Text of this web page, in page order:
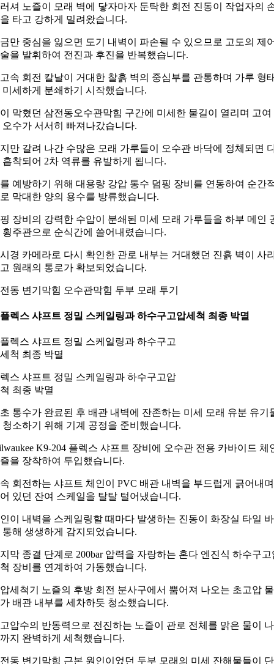
셔 노즐이 모래 벽에 닿자마자 둔탁한 회전 진동이 작업자의
타고 강하게 밀려왔습니다.
만 중심을 잃으면 도기 내벽이 파손될 수 있으므로 고도의 제
을 발휘하여 전진과 후진을 반복했습니다.
속 회전 칼날이 거대한 찰흙 벽의 중심부를 관통하며 가루 형
미세하게 분쇄하기 시작했습니다.
막혔던 삼전동오수관막힘 구간에 미세한 물길이 열리며 고여
오수가 서서히 빠져나갔습니다.
만 갈려 나간 수많은 모래 가루들이 오수관 바닥에 정체되면
흡착되어 2차 역류를 유발하게 됩니다.
예방하기 위해 대용량 강압 통수 덤핑 장비를 연동하여 순간
막대한 양의 용수를 방류했습니다.
장비의 강력한 수압이 분쇄된 미세 모래 가루들을 하부 메인
횡주관으로 순식간에 쓸어내렸습니다.
경 카메라로 다시 확인한 관로 내부는 거대했던 진흙 벽이 사
원래의 통로가 확보되었습니다.
동 변기막힘 오수관막힘 두부 모래 투기
렉스 샤프트 정밀 스케일링과 하수구고압세척 최종 박멸
스 샤프트 정밀 스케일링과 하수구고압
최종 박멸
통수가 완료된 후 배관 내벽에 잔존하는 미세 모래 유분 유기
청소하기 위해 기계 공정을 준비했습니다.
K9-204 플렉스 샤프트 장비에 오수관 전용 카바이드 체
을 장착하여 투입했습니다.
회전하는 샤프트 체인이 PVC 배관 내벽을 부드럽게 긁어내며
있던 잔여 스케일을 탈탈 털어냈습니다.
이 내벽을 스케일링할 때마다 발생하는 진동이 화장실 타일
통해 생생하게 감지되었습니다.
막 종결 단계로 200bar 압력을 자랑하는 혼다 엔진식 하수구고
장비를 연계하여 가동했습니다.
세척기 노즐의 후방 회전 분사구에서 뿜어져 나오는 초고압
배관 내부를 세차하듯 청소했습니다.
압수의 반동력으로 전진하는 노즐이 관로 전체를 맑은 물이
지 완벽하게 세척했습니다.
동 변기막힘 근본 원인이었던 두부 모래의 미세 잔해물들이 단